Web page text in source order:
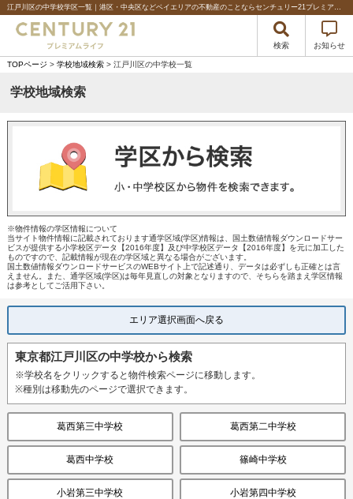
江戸川区の中学校学区一覧｜港区・中央区などベイエリアの不動産のことならセンチュリー21プレミアムライフ%
検索 お知らせ
TOPページ > 学校地域検索> 江戸川区の中学校一覧
学校地域検索
※物件情報の学区情報について
当サイト物件情報に記載されております通学区域(学区)情報は、国土数値情報ダウンロードサー
ビスが提供する小学校区データ【2016年度】及び中学校区データ【2016年度】を元に加工した
ものですので、記載情報が現在の学区域と異なる場合がございます。
国土数値情報ダウンロードサービスのWEBサイト上で記述通り、データは必ずしも正確とは言
えません。また、通学区域(学区)は毎年見直しの対象となりますので、そちらを踏まえ学区情報
は参考としてご活用下さい。
エリア選択画面へ戻る
東京都江戸川区の中学校から検索
※学校名をクリックすると物件検索ページに移動します。
※種別は移動先のページで選択できます。
葛西第三中学校 葛西第二中学校
葛西中学校 篠崎中学校
小岩第三中学校 小岩第四中学校